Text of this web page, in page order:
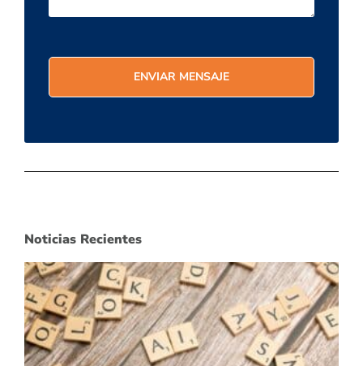
Noticias Recientes